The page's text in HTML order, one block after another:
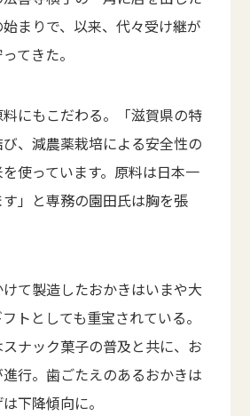
まりで、以来、代々受け継が
てきた。
にもこだわる。「滋賀県の特
、減農薬栽培による安全性の
使っています。原料は日本一
」と専務の園田氏は胸を張
て製造したおかきはいまや大
トとしても重宝されている。
ナック菓子の普及と共に、お
行。歯ごたえのあるおかきは
下降傾向に。